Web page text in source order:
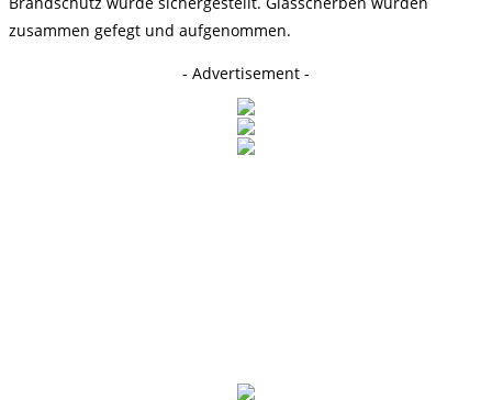
zusammen gefegt und aufgenommen.
- Advertisement -